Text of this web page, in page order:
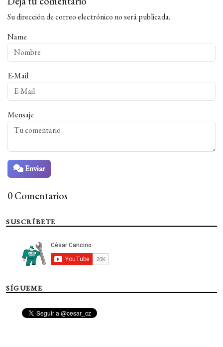
Su dirección de correo electrónico no será publicada.
Name
E-Mail
Mensaje
Enviar
0 Comentarios
SUSCRÍBETE
SÍGUEME